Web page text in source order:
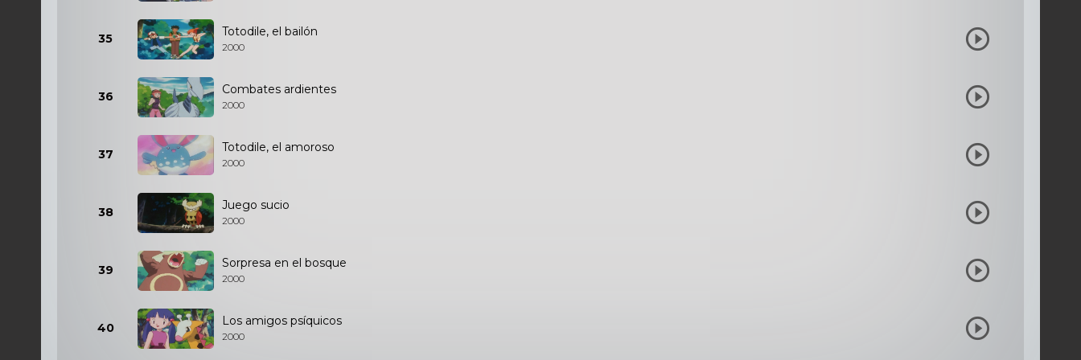
35 Totodile, el bailón
2000
36 Combates ardientes
2000
37 Totodile, el amoroso
2000
38 Juego sucio
2000
39 Sorpresa en el bosque
2000
40 Los amigos psíquicos
2000